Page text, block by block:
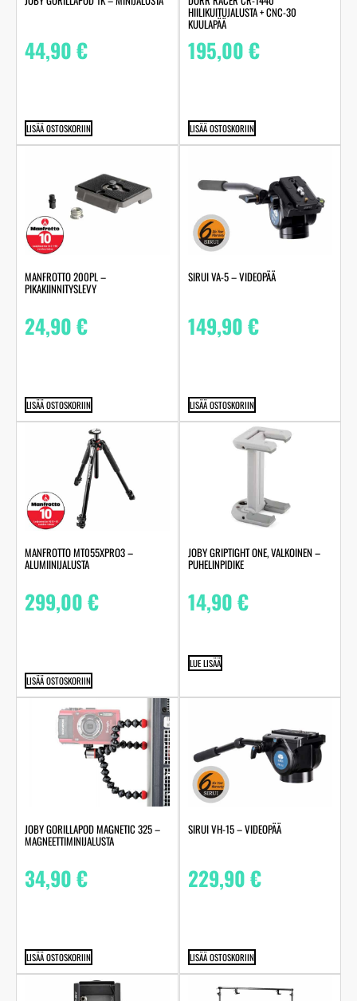
44,90€
LISÄÄ OSTOSKORIIN
HIILIKUITUJALUSTA + CNC-30
KUULAPÄÄ
195,00€
LISÄÄ OSTOSKORIIN
MANFROTTO 200PL –
PIKAKIINNITYSLEVY
24,90€
LISÄÄ OSTOSKORIIN
SIRUI VA-5 – VIDEOPÄÄ
149,90€
LISÄÄ OSTOSKORIIN
MANFROTTO MT055XPRO3 –
ALUMIINIJALUSTA
299,00€
LISÄÄ OSTOSKORIIN
JOBY GRIPTIGHT ONE, VALKOINEN –
PUHELINPIDIKE
14,90€
LUE LISÄÄ
JOBY GORILLAPOD MAGNETIC 325 –
MAGNEETTIMINIJALUSTA
34,90€
LISÄÄ OSTOSKORIIN
SIRUI VH-15 – VIDEOPÄÄ
229,90€
LISÄÄ OSTOSKORIIN